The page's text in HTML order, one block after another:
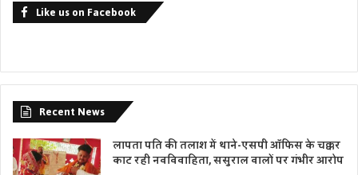
Like us on Facebook
Recent News
लापता पति की तलाश में थाने-एसपी ऑफिस के चक्कर
काट रही नवविवाहिता, ससुराल वालों पर गंभीर आरोप